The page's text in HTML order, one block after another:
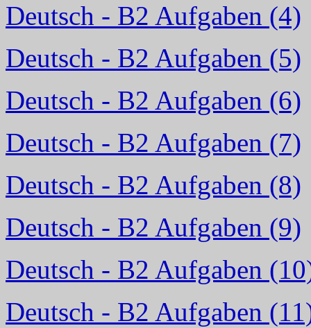
Deutsch - B2 Aufgaben (4)
Deutsch - B2 Aufgaben (5)
Deutsch - B2 Aufgaben (6)
Deutsch - B2 Aufgaben (7)
Deutsch - B2 Aufgaben (8)
Deutsch - B2 Aufgaben (9)
Deutsch - B2 Aufgaben
Deutsch - B2 Aufgaben